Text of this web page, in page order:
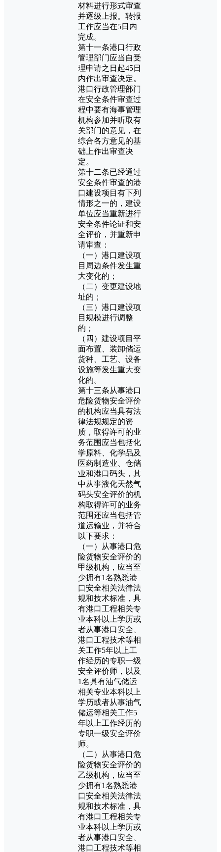
材料进行形式审查
并逐级上报。转报
工作应当在5日内
完成。
第十一条港口行政
管理部门应当自受
理申请之日起45日
内作出审查决定。
港口行政管理部门
在安全条件审查过
程中要有海事管理
机构参加并听取有
关部门的意见，在
综合各方意见的基
础上作出审查决
定。
第十二条已经通过
安全条件审查的港
口建设项目有下列
情形之一的，建设
单位应当重新进行
安全条件论证和安
全评价，并重新申
请审查：
（一）港口建设项
目周边条件发生重
大变化的；
（二）变更建设地
址的；
（三）港口建设项
目规模进行调整
的；
（四）建设项目平
面布置、装卸储运
货种、工艺、设备
设施等发生重大变
化的。
第十三条从事港口
危险货物安全评价
的机构应当具有法
律法规规定的资
质，取得许可的业
务范围应当包括化
学原料、化学品及
医药制造业、仓储
业和港口码头，其
中从事液化天然气
码头安全评价的机
构取得许可的业务
范围还应当包括管
道运输业，并符合
以下要求：
（一）从事港口危
险货物安全评价的
甲级机构，应当至
少拥有1名熟悉港
口安全相关法律法
规和技术标准，具
有港口工程相关专
业本科以上学历或
者从事港口安全、
港口工程技术等相
关工作5年以上工
作经历的专职一级
安全评价师，以及
1名具有油气储运
相关专业本科以上
学历或者从事油气
储运等相关工作5
年以上工作经历的
专职一级安全评价
师。
（二）从事港口危
险货物安全评价的
乙级机构，应当至
少拥有1名熟悉港
口安全相关法律法
规和技术标准，具
有港口工程相关专
业本科以上学历或
者从事港口安全、
港口工程技术等相